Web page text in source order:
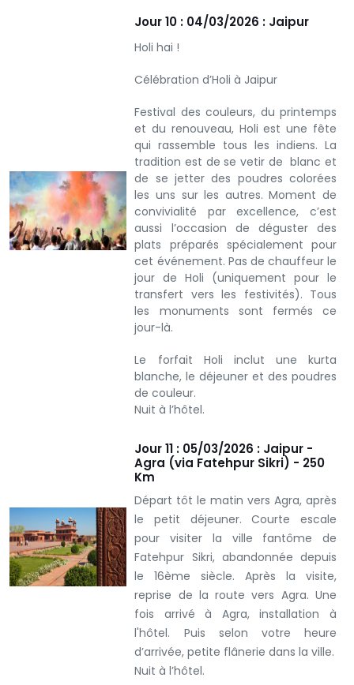
Jour 10 : 04/03/2026 : Jaipur
Holi hai !
Célébration d’Holi à Jaipur
Festival des couleurs, du printemps
et du renouveau, Holi est une fête
qui rassemble tous les indiens. La
tradition est de se vetir de blanc et
de se jetter des poudres colorées
les uns sur les autres. Moment de
convivialité par excellence, c’est
aussi l’occasion de déguster des
plats préparés spécialement pour
cet événement. Pas de chauffeur le
jour de Holi (uniquement pour le
transfert vers les festivités). Tous
les monuments sont fermés ce
jour-là.
Le forfait Holi inclut une kurta
blanche, le déjeuner et des poudres
de couleur.
Nuit à l’hôtel.
Jour 11 : 05/03/2026 : Jaipur -
Agra (via Fatehpur Sikri) - 250
Km
Départ tôt le matin vers Agra, après
le petit déjeuner. Courte escale
pour visiter la ville fantôme de
Fatehpur Sikri, abandonnée depuis
le 16ème siècle. Après la visite,
reprise de la route vers Agra. Une
fois arrivé à Agra, installation à
l'hôtel. Puis selon votre heure
d’arrivée, petite flânerie dans la ville.
Nuit à l’hôtel.